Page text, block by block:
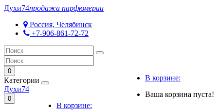
Духи74продажа парфюмерии
Россия, Челябинск
+7-906-861-72-72
0
В корзине:
Ваша корзина пуста!
Категории
Духи74
0
В корзине: